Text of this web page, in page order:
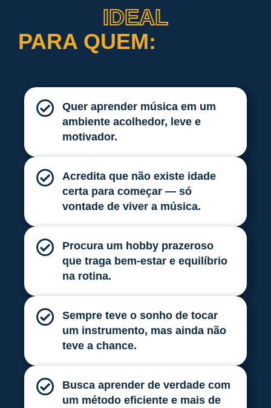
IDEAL
PARA QUEM:
Quer aprender música em um
ambiente acolhedor, leve e
motivador.
Acredita que não existe idade
certa para começar — só
vontade de viver a música.
Procura um hobby prazeroso
que traga bem-estar e equilíbrio
na rotina.
Sempre teve o sonho de tocar
um instrumento, mas ainda não
teve a chance.
Busca aprender de verdade com
um método eficiente e mais de